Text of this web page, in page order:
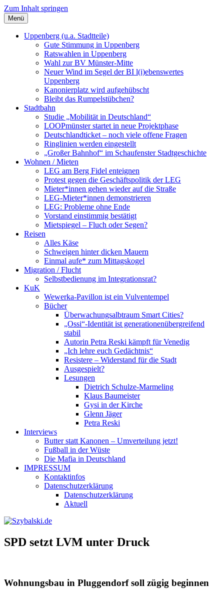
Zum Inhalt springen
Szybalski.de
Infos über und von Werner Szybalski (Münster)
Menü
Uppenberg (u.a. Stadtteile)
Gute Stimmung in Uppenberg
Ratswahlen in Uppenberg
Wahl zur BV Münster-Mitte
Neuer Wind im Segel der BI l(i)ebenswertes
Uppenberg
Kanonierplatz wird aufgehübscht
Bleibt das Rumpelstübchen?
Stadtbahn
Studie „Mobilität in Deutschland“
LOOPmünster startet in neue Projektphase
Deutschlandticket – noch viele offene Fragen
Ringlinien werden eingestellt
„Großer Bahnhof“ im Schaufenster Stadtgeschichte
Wohnen / Mieten
LEG am Berg Fidel enteignen
Protest gegen die Geschäftspolitik der LEG
Mieter*innen gehen wieder auf die Straße
LEG-Mieter*innen demonstrieren
LEG: Probleme ohne Ende
Vorstand einstimmig bestätigt
Mietspiegel – Fluch oder Segen?
Reisen
Alles Käse
Schweigen hinter dicken Mauern
Einmal aufe* zum Mittagskogel
Migration / Flucht
Selbstbedienung im Integrationsrat?
KuK
Wewerka-Pavillon ist ein Vulventempel
Bücher
Überwachungsalbtraum Smart Cities?
„Ossi“-Identität ist generationenübergreifend
stabil
Autorin Petra Reski kämpft für Venedig
„Ich lehre euch Gedächtnis“
Resistere – Widerstand für die Stadt
Ausgespielt?
Lesungen
Dietrich Schulze-Marmeling
Klaus Baumeister
Gysi in der Kirche
Glenn Jäger
Petra Reski
Interviews
Butter statt Kanonen – Umverteilung jetzt!
Fußball in der Wüste
Die Mafia in Deutschland
IMPRESSUM
Kontaktinfos
Datenschutzerklärung
Datenschutzerklärung
Aktuell
SPD setzt LVM unter Druck
Wohnungsbau in Pluggendorf soll zügig beginnen